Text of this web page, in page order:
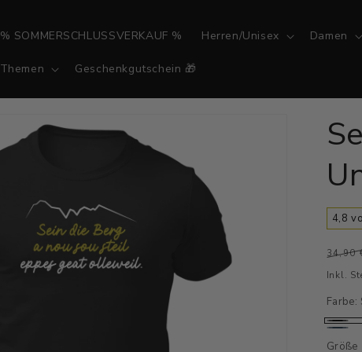
% SOMMERSCHLUSSVERKAUF % Herren/Unisex Damen
Themen Geschenkgutschein 🎁
4,8
34,90
Inkl.
Farbe:
Navy
Größe